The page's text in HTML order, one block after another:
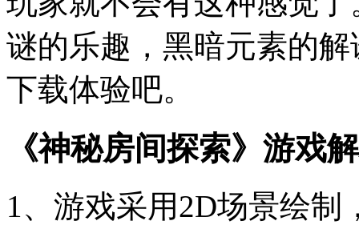
谜的乐趣，黑暗元素的
下载体验吧。
《神秘房间探索》游戏
1、游戏采用2D场景绘